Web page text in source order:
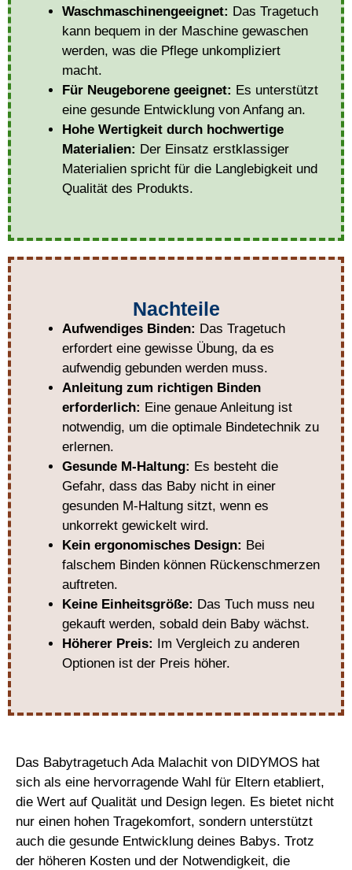
Waschmaschinengeeignet: Das Tragetuch
kann bequem in der Maschine gewaschen
werden, was die Pflege unkompliziert
macht.
Für Neugeborene geeignet: Es unterstützt
eine gesunde Entwicklung von Anfang an.
Hohe Wertigkeit durch hochwertige
Materialien: Der Einsatz erstklassiger
Materialien spricht für die Langlebigkeit und
Qualität des Produkts.
Nachteile
Aufwendiges Binden: Das Tragetuch
erfordert eine gewisse Übung, da es
aufwendig gebunden werden muss.
Anleitung zum richtigen Binden
erforderlich: Eine genaue Anleitung ist
notwendig, um die optimale Bindetechnik zu
erlernen.
Gesunde M-Haltung: Es besteht die
Gefahr, dass das Baby nicht in einer
gesunden M-Haltung sitzt, wenn es
unkorrekt gewickelt wird.
Kein ergonomisches Design: Bei
falschem Binden können Rückenschmerzen
auftreten.
Keine Einheitsgröße: Das Tuch muss neu
gekauft werden, sobald dein Baby wächst.
Höherer Preis: Im Vergleich zu anderen
Optionen ist der Preis höher.
Das Babytragetuch Ada Malachit von DIDYMOS hat
sich als eine hervorragende Wahl für Eltern etabliert,
die Wert auf Qualität und Design legen. Es bietet nicht
nur einen hohen Tragekomfort, sondern unterstützt
auch die gesunde Entwicklung deines Babys. Trotz
der höheren Kosten und der Notwendigkeit, die